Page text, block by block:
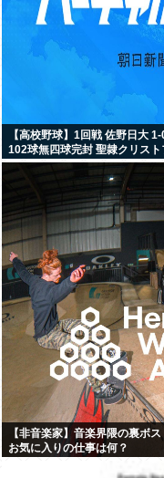
【高校野球】1回戦 佐野日大
102球無四球完封 聖隷クリスト
【非音楽家】音楽界隈の裏ボ
お気に入りの仕事は何？